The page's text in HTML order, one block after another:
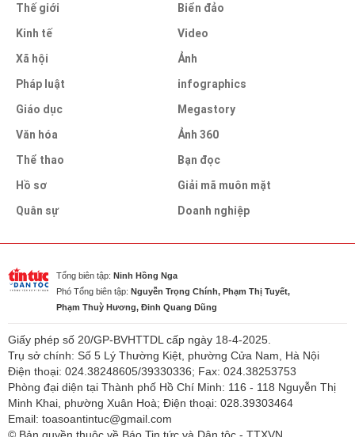
Thế giới
Kinh tế
Xã hội
Pháp luật
Giáo dục
Văn hóa
Thể thao
Hồ sơ
Quân sự
Biển đảo
Video
Ảnh
infographics
Megastory
Ảnh 360
Bạn đọc
Giải mã muôn mặt
Doanh nghiệp
Tổng biên tập: Ninh Hồng Nga
Phó Tổng biên tập: Nguyễn Trọng Chính, Phạm Thị Tuyết,
Phạm Thuỳ Hương, Đinh Quang Dũng
Giấy phép số 20/GP-BVHTTDL cấp ngày 18-4-2025.
Trụ sở chính: Số 5 Lý Thường Kiệt, phường Cửa Nam, Hà Nội
Điện thoại: 024.38248605/39330336; Fax: 024.38253753
Phòng đại diện tại Thành phố Hồ Chí Minh: 116 - 118 Nguyễn Thị
Minh Khai, phường Xuân Hoà; Điện thoại: 028.39303464
Email: toasoantintuc@gmail.com
© Bản quyền thuộc về Báo Tin tức và Dân tộc - TTXVN